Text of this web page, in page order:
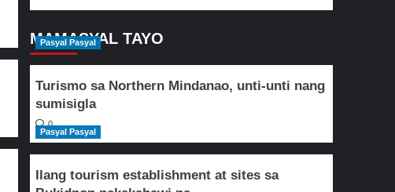
MAMASYAL TAYO
Pasyal Pasyal
Turismo sa Northern Mindanao, unti-unti nang
sumisigla
0
Pasyal Pasyal
Ilang tourism establishment at sites sa